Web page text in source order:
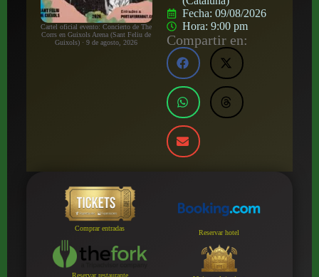
Cartel oficial evento: Concierto de The
Corrs en Guixols Arena (Sant Feliu de
Guixols) · 9 de agosto, 2026
Fecha:09/08/2026
Hora:9:00 pm
Compartir en:
Comprar entradas
Reservar hotel
Reservar restaurante